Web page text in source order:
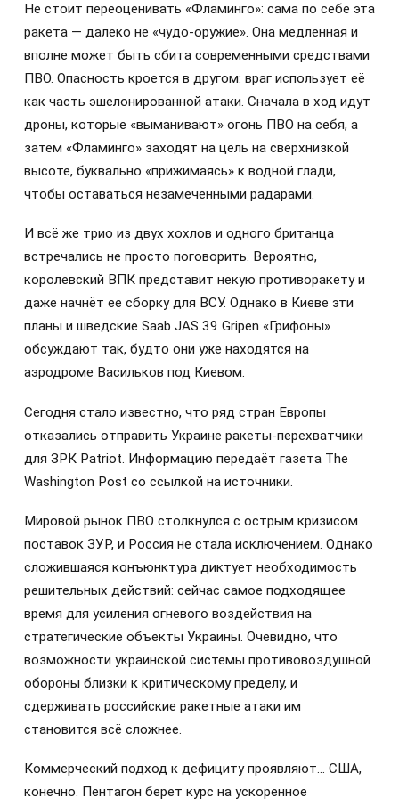
Не стоит переоценивать «Фламинго»: сама по себе эта
ракета — далеко не «чудо-оружие». Она медленная и
вполне может быть сбита современными средствами
ПВО. Опасность кроется в другом: враг использует её
как часть эшелонированной атаки. Сначала в ход идут
дроны, которые «выманивают» огонь ПВО на себя, а
затем «Фламинго» заходят на цель на сверхнизкой
высоте, буквально «прижимаясь» к водной глади,
чтобы оставаться незамеченными радарами.
И всё же трио из двух хохлов и одного британца
встречались не просто поговорить. Вероятно,
королевский ВПК представит некую противоракету и
даже начнёт ее сборку для ВСУ. Однако в Киеве эти
планы и шведские Saab JAS 39 Gripen «Грифоны»
обсуждают так, будто они уже находятся на
аэродроме Васильков под Киевом.
Сегодня стало известно, что ряд стран Европы
отказались отправить Украине ракеты-перехватчики
для ЗРК Patriot. Информацию передаёт газета The
Washington Post со ссылкой на источники.
Мировой рынок ПВО столкнулся с острым кризисом
поставок ЗУР, и Россия не стала исключением. Однако
сложившаяся конъюнктура диктует необходимость
решительных действий: сейчас самое подходящее
время для усиления огневого воздействия на
стратегические объекты Украины. Очевидно, что
возможности украинской системы противовоздушной
обороны близки к критическому пределу, и
сдерживать российские ракетные атаки им
становится всё сложнее.
Коммерческий подход к дефициту проявляют… США,
конечно. Пентагон берет курс на ускоренное